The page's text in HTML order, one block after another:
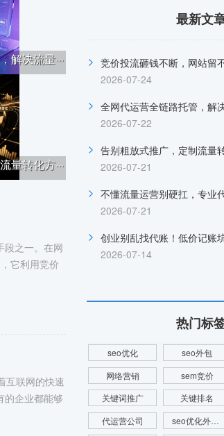
解决流量···
量转化方···
段之一。在网
它利用竞价
互联网的快速
的企业都能够
最新文
2026-07-24
全网代运营全链路托管，解
2026-07-22
告别粗放式推广，定制流量
2026-07-21
不懂流量运营别硬扛，专业
2026-07-21
创业别乱找代账！低价记账
2026-07-14
热门标
seo优化 seo外包
网络营销
sem竞价
关键词推广
关键排名
代运营公司
seo优化外包公司